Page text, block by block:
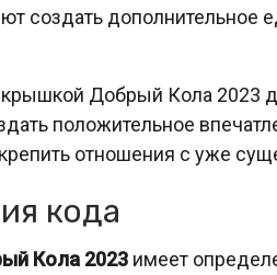
создать дополнительное
Добрый Кола 2023
положительное
отношения с уже
кода
Кола 2023 имеет